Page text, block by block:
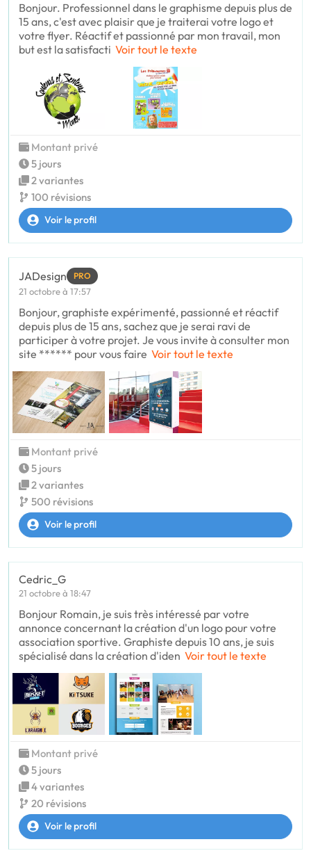
Bonjour. Professionnel dans le graphisme depuis plus de
15 ans, c'est avec plaisir que je traiterai votre logo et
votre flyer. Réactif et passionné par mon travail, mon
but est la satisfacti Voir tout le texte
Montant privé
5 jours
2 variantes
100 révisions
Voir le profil
JADesign PRO
21 octobre à 17:57
Bonjour, graphiste expérimenté, passionné et réactif
depuis plus de 15 ans, sachez que je serai ravi de
participer à votre projet. Je vous invite à consulter mon
site ****** pour vous faire Voir tout le texte
Montant privé
5 jours
2 variantes
500 révisions
Voir le profil
Cedric_G
21 octobre à 18:47
Bonjour Romain, je suis très intéressé par votre
annonce concernant la création d'un logo pour votre
association sportive. Graphiste depuis 10 ans, je suis
spécialisé dans la création d'iden Voir tout le texte
Montant privé
5 jours
4 variantes
20 révisions
Voir le profil